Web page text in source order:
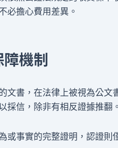
必擔心費用差異。
機制
文書，在法律上被視為公文
採信，除非有相反證據推翻。
事實的完整證明，認證則